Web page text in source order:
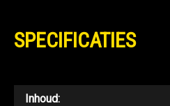
SPECIFICATIES
Inhoud: